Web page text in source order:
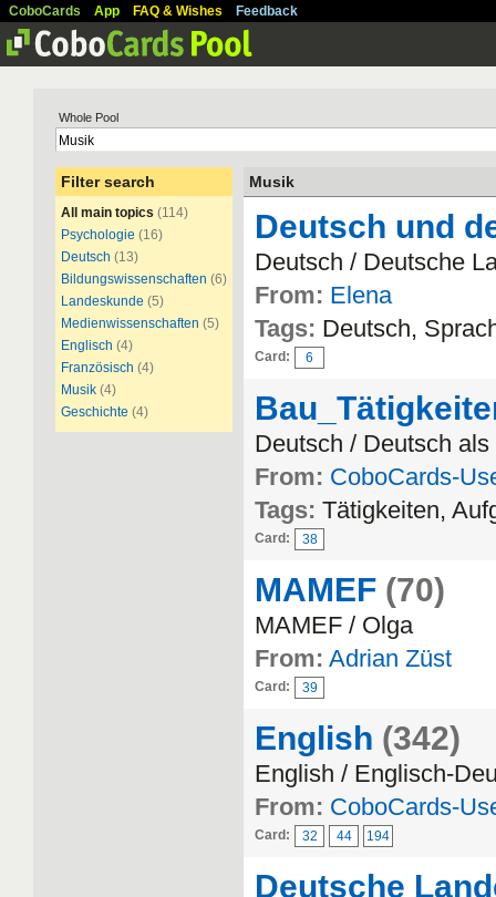
CoboCards App FAQ & Wishes Feedback
Whole Pool
Filter search
All main topics (114)
Psychologie (16)
Deutsch (13)
Bildungswissenschaften (6)
Landeskunde (5)
Medienwissenschaften (5)
Englisch (4)
Französisch (4)
Musik (4)
Geschichte (4)
Musik
Deutsch und
Deutsch / Deutsche
From: Elena
Tags: Deutsch,
Card: 6
Deutsch / Deutsch
From: CoboCards-
Tags: Tätigkeiten,
Card: 38
MAMEF (70)
MAMEF / Olga
From: Adrian Züst
Card: 39
English (342)
English / Englisch-
From: CoboCards-
Card: 32 44 194
Deutsche